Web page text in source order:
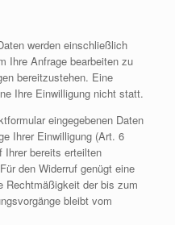
werden einschließlich
Ihre Anfrage bearbeiten zu
bereitzustehen. Eine
Ihre Einwilligung nicht statt.
eingegebenen Daten
Ihrer Einwilligung (Art. 6
Ihrer bereits erteilten
den Widerruf genügt eine
Rechtmäßigkeit der bis zum
bleibt vom